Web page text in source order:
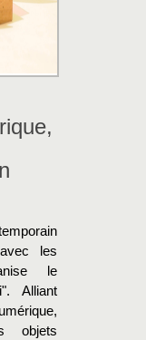
les
le
Alliant
objets